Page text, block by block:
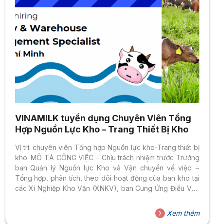
VINAMILK tuyển dụng Chuyên Viên Tổng
Hợp Nguồn Lực Kho – Trang Thiết Bị Kho
Vị trí: chuyên viên Tổng hợp Nguồn lực kho-Trang thiết bị
kho. MÔ TẢ CÔNG VIỆC – Chịu trách nhiệm trước Trưởng
ban Quản lý Nguồn lực Kho và Vận chuyển về việc: –
Tổng hợp, phân tích, theo dõi hoạt động của ban kho tại
các Xí Nghiệp Kho Vận (XNKV), ban Cung Ứng Điều Vận
kiếm cơ hội cải tiến hoạt động ban kho các nơi. – Tổng
hợp, phân tích, điều phối các dự án phát triển nguồn lực
Xem thêm